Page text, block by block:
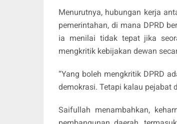
Menurutnya, hubungan kerja
pemerintahan, di mana DPRD
ia menilai tidak tepat jika
mengkritik kebijakan dewan
“Yang boleh mengkritik DPRD
demokrasi. Tetapi kalau pejabat
Saifullah menambahkan,